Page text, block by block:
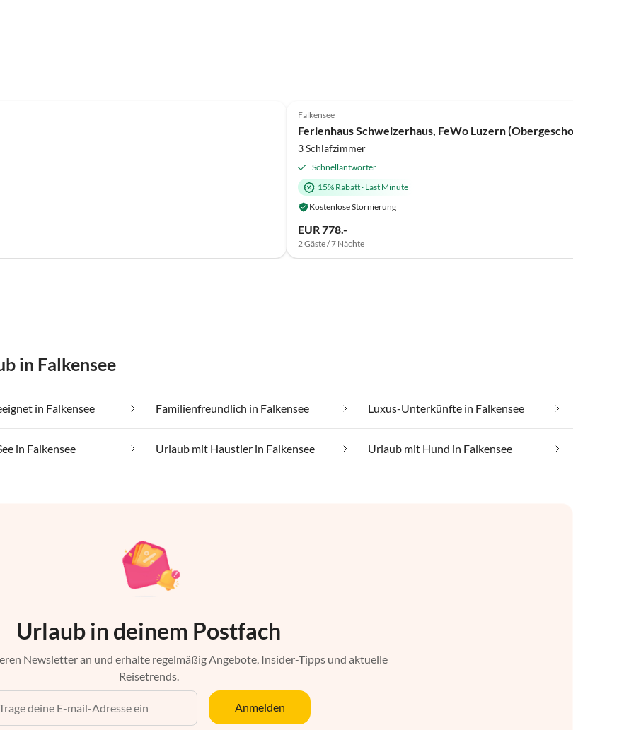
Falkensee
Ferienhaus Schweizerhaus, FeWo Luzern (Obergeschoss)
3 Schlafzimmer
Schnellantworter
15% Rabatt· Last Minute
Kostenlose Stornierung
EUR 778.-
2 Gäste / 7 Nächte
in Falkensee
in Falkensee Familienfreundlich in Falkensee Luxus-Unterkünfte in Falkensee
in Falkensee Urlaub mit Haustier in Falkensee Urlaub mit Hund in Falkensee
Urlaub in deinem Postfach
Newsletter an und erhalte regelmäßig Angebote, Insider-Tipps und aktuelle
Reisetrends.
Anmelden